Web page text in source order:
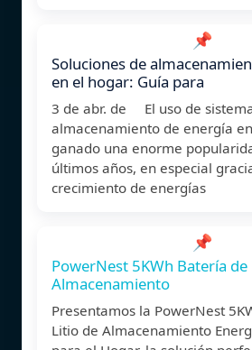
📌
Soluciones de
en el hogar: Guía para
3 de abr. de El uso de
almacenamiento de energía
ganado una enorme
últimos años, en especial
crecimiento de energías
📌
PowerNest 5KWh Batería
Almacenamiento
Presentamos la PowerNest
Litio de Almacenamiento